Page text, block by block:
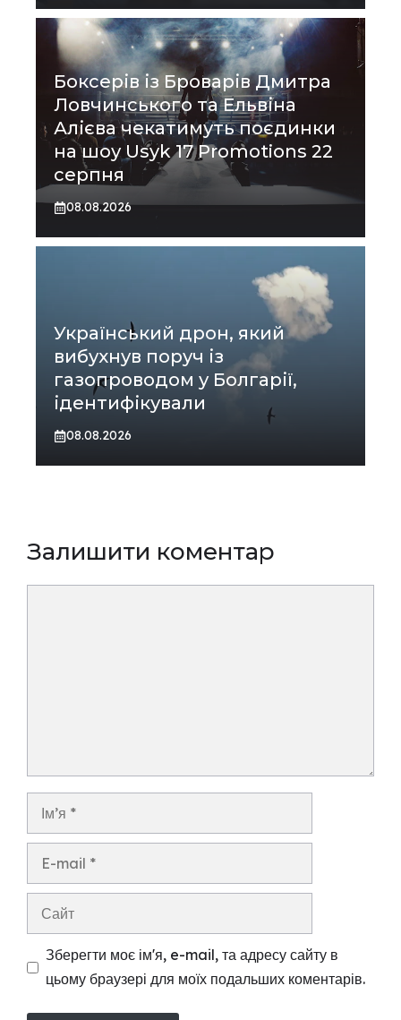
Боксерів із Броварів Дмитра
Ловчинського та Ельвіна
Алієва чекатимуть поєдинки
на шоу Usyk 17 Promotions 22
серпня
08.08.2026
Український дрон, який
вибухнув поруч із
газопроводом у Болгарії,
ідентифікували
08.08.2026
Залишити коментар
Ім’я
Сайт
Зберегти моє ім'я, e-mail, та адресу сайту в
цьому браузері для моїх подальших коментарів.